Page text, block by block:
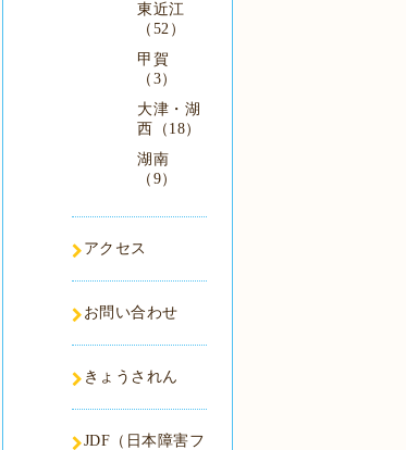
東近江
（52）
甲賀
（3）
大津・湖
西（18）
湖南
（9）
アクセス
お問い合わせ
きょうされん
JDF（日本障害フ